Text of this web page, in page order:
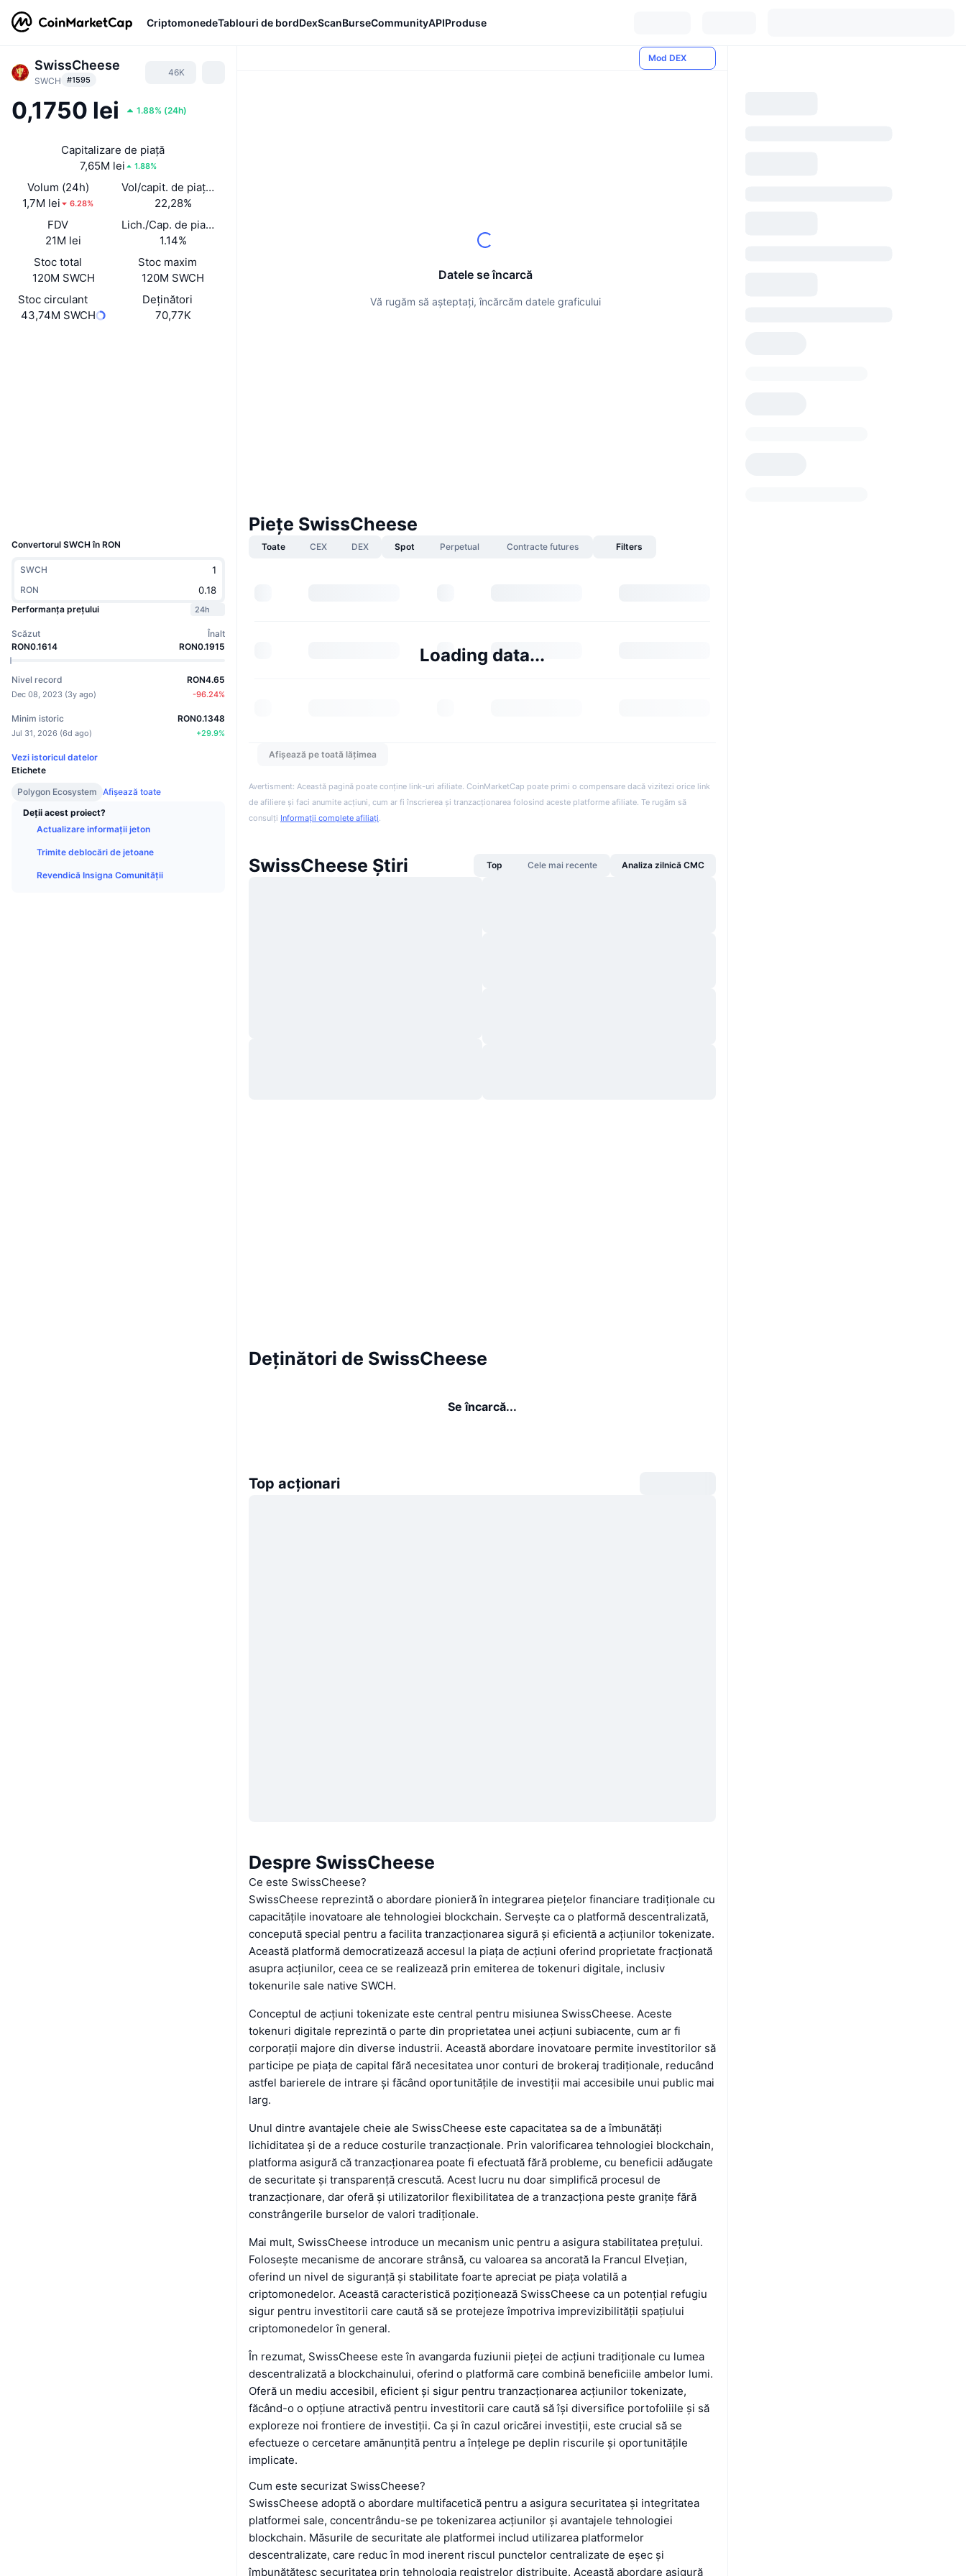
CriptomonedeTablouri de bordDexScanBurseCommunityAPIProduse
SwissCheese
SWCH #1595
46K
0,1750 lei 1.88% (24h)
Capitalizare de piață
7,65M lei
1.88%
Volum (24h)
1,7M lei
6.28%
Vol/capit. de piață (24 h)
22,28%
FDV
21M lei
Lich./Cap. de piață
1.14%
Stoc total
120M SWCH
Stoc maxim
120M SWCH
Stoc circulant
43,74M SWCH
Deținători
70,77K
Convertorul SWCH în RON
SWCH
RON
Performanța prețului
24h
Scăzut
RON0.1614
Înalt
RON0.1915
Nivel record
Dec 08, 2023 (3y ago)
RON4.65
-96.24%
Minim istoric
Jul 31, 2026 (6d ago)
RON0.1348
+29.9%
Vezi istoricul datelor
Etichete
Polygon Ecosystem Afișează toate
Deții acest proiect?
Actualizare informații jeton
Trimite deblocări de jetoane
Revendică Insigna Comunității
Mod DEX
Datele se încarcă
Vă rugăm să așteptați, încărcăm datele graficului
Piețe SwissCheese
Toate CEX DEX Spot Perpetual Contracte futures Filters
Loading data...
Afișează pe toată lățimea
Avertisment: Această pagină poate conține link-uri afiliate. CoinMarketCap poate primi o compensare dacă vizitezi orice link
de afiliere și faci anumite acțiuni, cum ar fi înscrierea și tranzacționarea folosind aceste platforme afiliate. Te rugăm să
consulți Informații complete afiliați.
SwissCheese Știri Top Cele mai recente Analiza zilnică CMC
Deținători de SwissCheese
Se încarcă...
Top acționari
Despre SwissCheese
Ce este SwissCheese?
SwissCheese reprezintă o abordare pionieră în integrarea piețelor financiare tradiționale cu
capacitățile inovatoare ale tehnologiei blockchain. Servește ca o platformă descentralizată,
concepută special pentru a facilita tranzacționarea sigură și eficientă a acțiunilor tokenizate.
Această platformă democratizează accesul la piața de acțiuni oferind proprietate fracționată
asupra acțiunilor, ceea ce se realizează prin emiterea de tokenuri digitale, inclusiv
tokenurile sale native SWCH.
Conceptul de acțiuni tokenizate este central pentru misiunea SwissCheese. Aceste
tokenuri digitale reprezintă o parte din proprietatea unei acțiuni subiacente, cum ar fi
corporații majore din diverse industrii. Această abordare inovatoare permite investitorilor să
participe pe piața de capital fără necesitatea unor conturi de brokeraj tradiționale, reducând
astfel barierele de intrare și făcând oportunitățile de investiții mai accesibile unui public mai
larg.
Unul dintre avantajele cheie ale SwissCheese este capacitatea sa de a îmbunătăți
lichiditatea și de a reduce costurile tranzacționale. Prin valorificarea tehnologiei blockchain,
platforma asigură că tranzacționarea poate fi efectuată fără probleme, cu beneficii adăugate
de securitate și transparență crescută. Acest lucru nu doar simplifică procesul de
tranzacționare, dar oferă și utilizatorilor flexibilitatea de a tranzacționa peste granițe fără
constrângerile burselor de valori tradiționale.
Mai mult, SwissCheese introduce un mecanism unic pentru a asigura stabilitatea prețului.
Folosește mecanisme de ancorare strânsă, cu valoarea sa ancorată la Francul Elvețian,
oferind un nivel de siguranță și stabilitate foarte apreciat pe piața volatilă a
criptomonedelor. Această caracteristică poziționează SwissCheese ca un potențial refugiu
sigur pentru investitorii care caută să se protejeze împotriva imprevizibilității spațiului
criptomonedelor în general.
În rezumat, SwissCheese este în avangarda fuziunii pieței de acțiuni tradiționale cu lumea
descentralizată a blockchainului, oferind o platformă care combină beneficiile ambelor lumi.
Oferă un mediu accesibil, eficient și sigur pentru tranzacționarea acțiunilor tokenizate,
făcând-o o opțiune atractivă pentru investitorii care caută să își diversifice portofoliile și să
exploreze noi frontiere de investiții. Ca și în cazul oricărei investiții, este crucial să se
efectueze o cercetare amănunțită pentru a înțelege pe deplin riscurile și oportunitățile
implicate.
Cum este securizat SwissCheese?
SwissCheese adoptă o abordare multifacetică pentru a asigura securitatea și integritatea
platformei sale, concentrându-se pe tokenizarea acțiunilor și avantajele tehnologiei
blockchain. Măsurile de securitate ale platformei includ utilizarea platformelor
descentralizate, care reduc în mod inerent riscul punctelor centralizate de eșec și
îmbunătățesc securitatea prin tehnologia registrelor distribuite. Această abordare asigură